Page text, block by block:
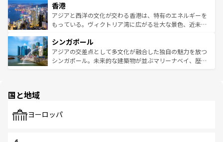
とつ。フォーやバインミー、ベトナムコーヒーなどは、ぜ
ひ現地で味わいたい。どの地域を訪れてもあたたかい人々
が旅行者を迎えてくれるので、きっと忘れられない旅にな
参照してほしい。
の活気が交差している。北部ではチェンマイなどの山岳地
帯で自然と触れ合い、南部ではプーケットやクラビの美し
いビーチでリゾート気分を楽しむことができる。タイ料理
激する。気候は一年中温暖で、どの季節にも異なる楽しみ
が待っている。親しみやすいタイの人々、仏教を中心とし
た文化、そして多様な観光資源が、訪れる旅人を魅了し続
香港
アジアと西洋の文化が交わる香港は、特有のエネルギーを
もっている。ヴィクトリア湾に広がる壮大な景色、近未来
み、どこを訪れても感動するはず。観光スポットが密集し
ており、効率よく見どころを回れるのも魅力。息をのむよ
うな絶景から文化的な体験まで、香港を存分に楽しみ尽く
シンガポール
アジアの交差点として多文化が融合した独自の魅力を放つ
シンガポール。未来的な建築物が並ぶマリーナベイ、歴史
で、ホーカーズは地元の風情を楽しめる外せないスポット
国と地域
ヨーロッパ